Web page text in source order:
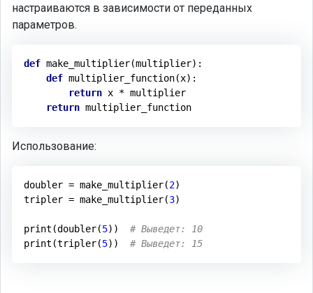
настраиваются в зависимости от переданных
параметров.
def make_multiplier(multiplier) :
def multiplier_function(x) :
return x * multiplier
return
Использование:
doubler = make_multiplier(2)
tripler = make_multiplier(3)
print(doubler(5)) # Выведет: 10
print(tripler(5)) # Выведет: 15